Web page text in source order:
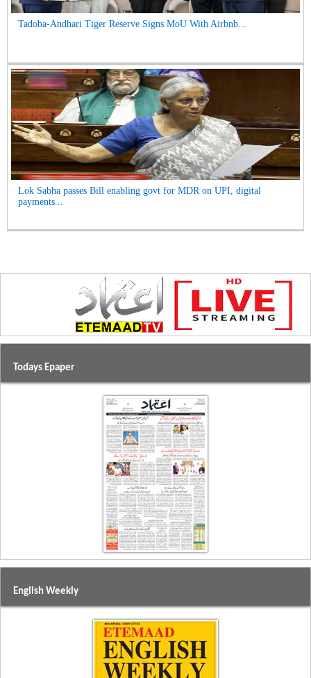
Tadoba-Andhari Tiger Reserve Signs MoU With Airbnb...
Lok Sabha passes Bill enabling govt for MDR on UPI, digital
payments...
Todays Epaper
English Weekly